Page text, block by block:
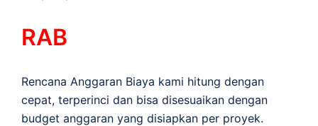
RAB
Rencana Anggaran Biaya kami hitung dengan
cepat, terperinci dan bisa disesuaikan dengan
budget anggaran yang disiapkan per proyek.